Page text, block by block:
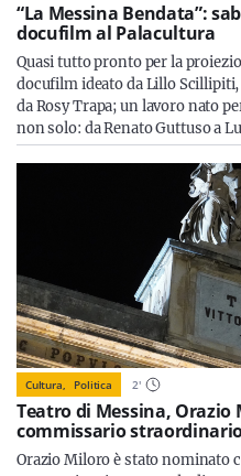
“La Messina Bendata”:
docufilm al Palacultura
Quasi tutto pronto per la
docufilm ideato da Lillo
da Rosy Trapa; un lavoro nato
non solo: da Renato Guttuso a
Cultura, Politica 2'
Teatro di Messina,
commissario
Orazio Miloro è stato nominato